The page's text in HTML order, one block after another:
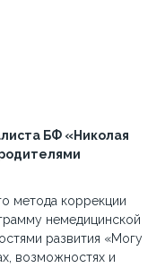
БФ «Николая
метода коррекции
немедицинской
развития «Могу
возможностях и